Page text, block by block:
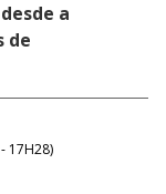
a
de
17H28)